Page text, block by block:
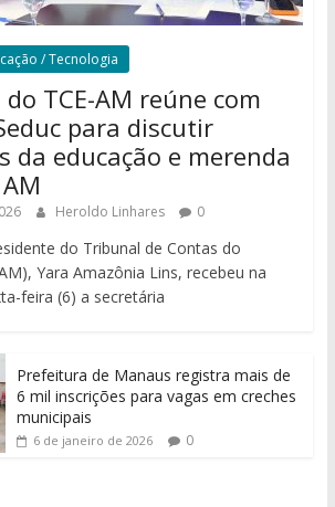
/ Tecnologia
TCE-AM reúne com
para discutir
da educação e merenda
Heroldo Linhares 0
do Tribunal de Contas do
Yara Amazônia Lins, recebeu na
feira (6) a secretária
Prefeitura de Manaus registra mais de
6 mil inscrições para vagas em creches
municipais
6 de janeiro de 2026 0